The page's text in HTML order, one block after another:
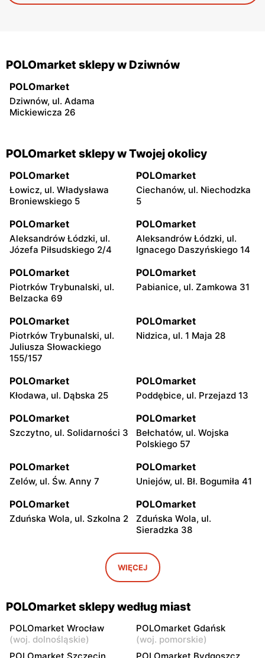
POLOmarket sklepy w Dziwnów
POLOmarket
Dziwnów, ul. Adama
Mickiewicza 26
POLOmarket sklepy w Twojej okolicy
POLOmarket
Łowicz, ul. Władysława
Broniewskiego 5
POLOmarket
Ciechanów, ul. Niechodzka
5
POLOmarket
Aleksandrów Łódzki, ul.
Józefa Piłsudskiego 2/4
POLOmarket
Aleksandrów Łódzki, ul.
Ignacego Daszyńskiego 14
POLOmarket
Piotrków Trybunalski, ul.
Belzacka 69
POLOmarket
Pabianice, ul. Zamkowa 31
POLOmarket
Piotrków Trybunalski, ul.
Juliusza Słowackiego
155/157
POLOmarket
Nidzica, ul. 1 Maja 28
POLOmarket
Kłodawa, ul. Dąbska 25
POLOmarket
Poddębice, ul. Przejazd 13
POLOmarket
Szczytno, ul. Solidarności 3
POLOmarket
Bełchatów, ul. Wojska
Polskiego 57
POLOmarket
Zelów, ul. Św. Anny 7
POLOmarket
Uniejów, ul. Bł. Bogumiła 41
POLOmarket
Zduńska Wola, ul. Szkolna 2
POLOmarket
Zduńska Wola, ul.
Sieradzka 38
POLOmarket
Czernikowo, ul. Mikołaja
Reja 22
POLOmarket
Koło, ul. Niezłomnych 12
POLOmarket
Koło, ul. Blizna 26
POLOmarket
Kurzętnik, ul. Henryka
POLOmarket
Kleszczów, ul. Grzybowa 1
WIĘCEJ
POLOmarket sklepy według miast
POLOmarket Wrocław
(woj. dolnośląskie)
POLOmarket Gdańsk
(woj. pomorskie)
POLOmarket Szczecin
POLOmarket Bydgoszcz